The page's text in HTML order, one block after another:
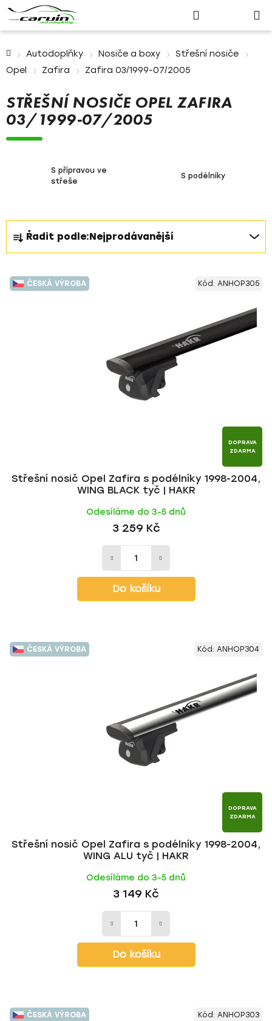
Přihlášení
košík
Autodoplňky Nosiče a boxy
Střešní nosiče
Opel
Zafira Zafira 03/1999-07/2005
STŘEŠNÍ NOSIČE OPEL ZAFIRA
03/1999-07/2005
S přípravou ve
střeše
S podélníky
Ř
a
z
e
n
Řadit podle:Nejprodávanější
V
ý
ČESKÁ VÝROBA
DOPRAVA
ZDARMA
Střešní nosič Opel Zafira s podélníky 1998-2004,
WING BLACK tyč | HAKR
Odesíláme do 3-5 dnů
3 259 Kč
Do košíku
Kód: ANHOP305
ČESKÁ VÝROBA
DOPRAVA
ZDARMA
Střešní nosič Opel Zafira s podélníky 1998-2004,
WING ALU tyč | HAKR
Odesíláme do 3-5 dnů
3 149 Kč
Do košíku
Kód: ANHOP304
ČESKÁ VÝROBA Kód: ANHOP303